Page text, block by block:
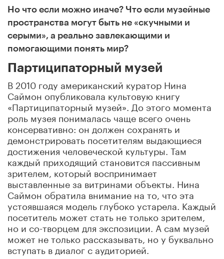
Но что если можно иначе? Что если музейные
пространства могут быть не «скучными и
серыми», а реально завлекающими и
помогающими понять мир?
Партиципаторный музей
В 2010 году американский куратор Нина
Саймон опубликовала культовую книгу
«Партиципаторный музей». До этого момента
роль музея понималась чаще всего очень
консервативно: он должен сохранять и
демонстрировать посетителям выдающиеся
достижения человеческой культуры. Там
каждый приходящий становится пассивным
зрителем, который воспринимает
выставленные за витринами объекты. Нина
Саймон обратила внимание на то, что эта
устоявшаяся модель глубоко устарела. Каждый
посетитель может стать не только зрителем,
но и со-творцем для экспозиции. А сам музей
может не только рассказывать, но у буквально
вступать в диалог с аудиторией.